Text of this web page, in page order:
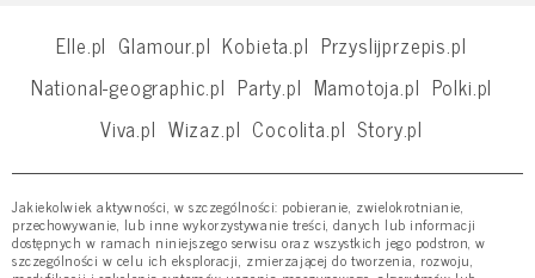
Elle.pl Glamour.pl Kobieta.pl Przyslijprzepis.pl
National-geographic.pl Party.pl Mamotoja.pl Polki.pl
Viva.pl Wizaz.pl Cocolita.pl Story.pl
Jakiekolwiek aktywności, w szczególności: pobieranie, zwielokrotnianie,
przechowywanie, lub inne wykorzystywanie treści, danych lub informacji
dostępnych w ramach niniejszego serwisu oraz wszystkich jego podstron, w
szczególności w celu ich eksploracji, zmierzającej do tworzenia, rozwoju,